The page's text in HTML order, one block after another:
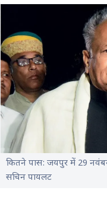
कितने पास: जयपुर में 29
सचिन पायलट